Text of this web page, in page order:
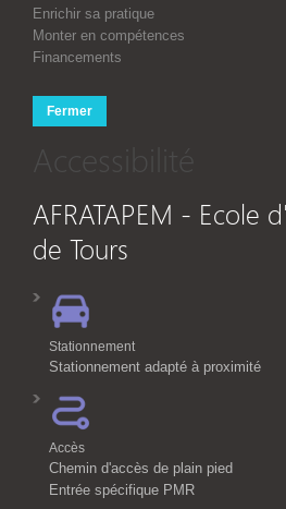
Enrichir sa pratique
Monter en compétences
Financements
Fermer
Accessibilité
AFRATAPEM - Ecole
de Tours
Stationnement
Stationnement adapté à proximité
Accès
Chemin d'accès de plain pied
Entrée spécifique PMR